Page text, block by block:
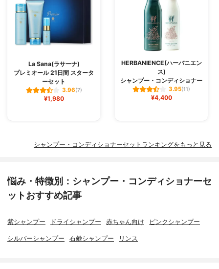
La Sana(ラサーナ)
プレミオール 21日間 スタータ
ーセット
3.96(7)
¥1,980
HERBANIENCE(ハーバニエン
ス)
シャンプー・コンディショナー
3.95(11)
¥4,400
シャンプー・コンディショナーセットランキングをもっと見る
悩み・特徴別：シャンプー・コンディショナーセ
ットおすすめ記事
紫シャンプー ドライシャンプー 赤ちゃん向け ピンクシャンプー
シルバーシャンプー 石鹸シャンプー リンス